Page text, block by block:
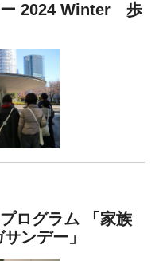
2024 Winter 歩
ログラム 「家族
ンデー」